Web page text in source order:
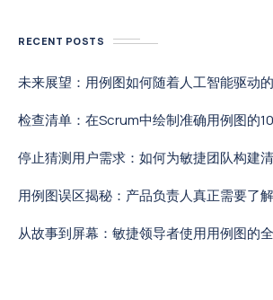
RECENT POSTS
未来展望：用例图如何随着人工智能驱动
检查清单：在Scrum中绘制准确用例图的
停止猜测用户需求：如何为敏捷团队构建
用例图误区揭秘：产品负责人真正需要了
从故事到屏幕：敏捷领导者使用用例图的